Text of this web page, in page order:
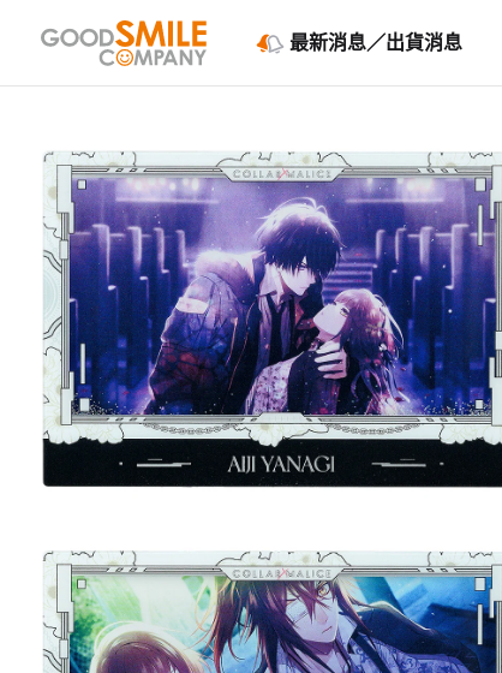
最新消息／出貨消息